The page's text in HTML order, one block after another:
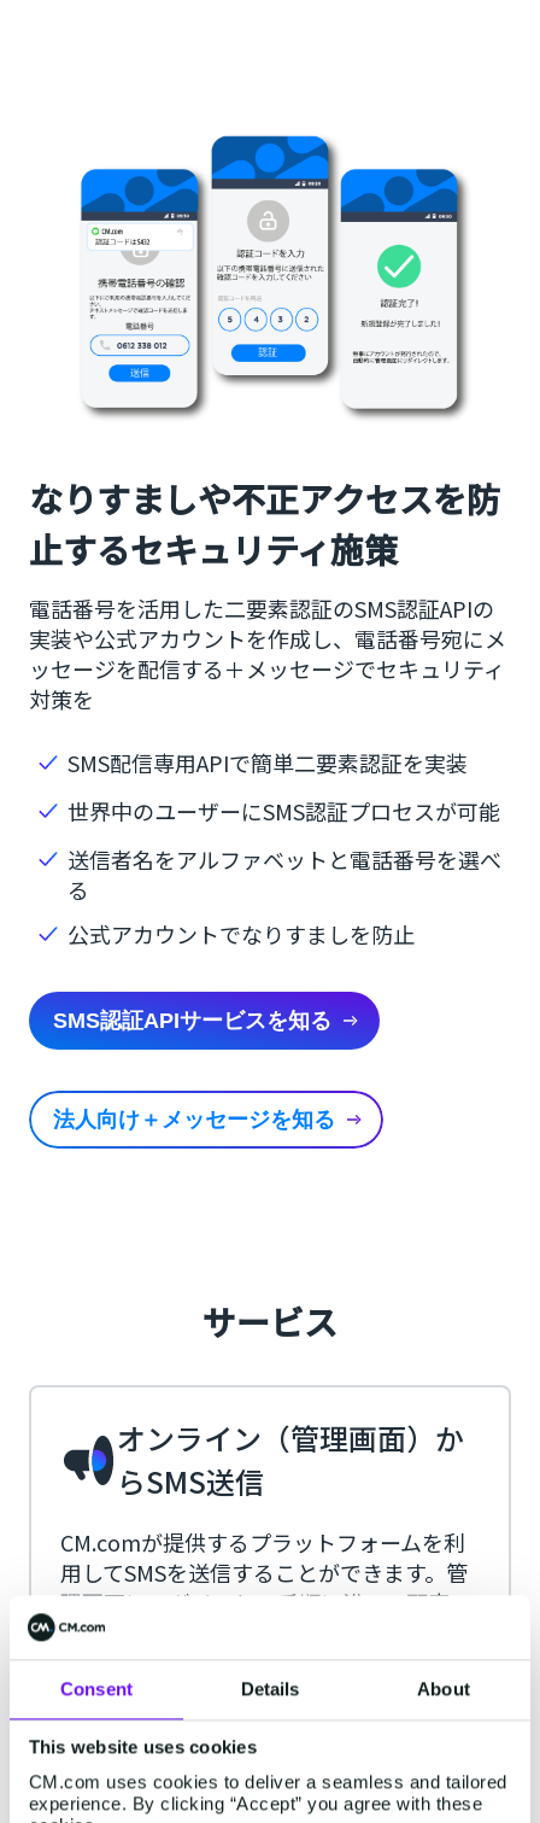
Consent Details About
This website uses cookies
CM.com uses cookies to deliver a seamless and tailored
experience. By clicking “Accept” you agree with these
なりすましや不正アクセスを防
止するセキュリティ施策
電話番号を活用した二要素認証のSMS認証APIの
実装や公式アカウントを作成し、電話番号宛にメ
ッセージを配信する＋メッセージでセキュリティ
対策を
SMS配信専用APIで簡単二要素認証を実装
世界中のユーザーにSMS認証プロセスが可能
送信者名をアルファベットと電話番号を選べ
る
公式アカウントでなりすましを防止
SMS認証APIサービスを知る
法人向け＋メッセージを知る
サービス
オンライン（管理画面）か
らSMS送信
CM.comが提供するプラットフォームを利
用してSMSを送信することができます。管
理画面にログインし、手順に沿って顧客の
携帯電話番号をアップロード、入力するこ
とでショートメッセージを送ることができ
ます。
詳細を確認する